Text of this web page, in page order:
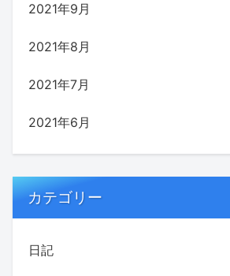
2021年9月
2021年8月
2021年7月
2021年6月
カテゴリー
日記